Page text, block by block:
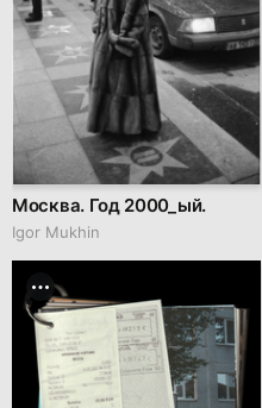
Москва. Год 2000_ый.
Igor Mukhin